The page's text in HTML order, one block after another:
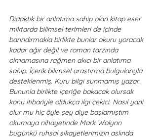
Didaktik bir anlatıma sahip olan kitap eser
miktarda bilimsel terimleri de içinde
barındırmakla birlikte bunlar okuru yoracak
kadar ağır değil ve roman tarzında
olmamasına rağmen akıcı bir anlatıma
sahip. İçerik bilimsel araştırma bulgularıyla
desteklenmiş. Kuru bilgi sunmamış yazar.
Bununla birlikte içeriğe bakacak olursak
konu itibariyle oldukça ilgi çekici. Nasıl yani
olur mu hiç öyle şey diye başlamıştım
okumaya nihayetinde Mark Wolynn
bugünkü ruhsal şikayetlerimizin aslında